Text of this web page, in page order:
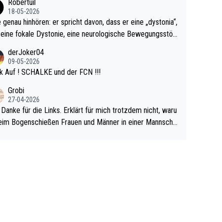
Robertuil
18-05-2026
genau hinhören: er spricht davon, dass er eine „dystonia“,
fokale Dystonie, eine neurologische Bewegungsstör
im Arm hat. Und, dass Medikamente ihm helfen! Ich gl
immer noch, dass sehr viele der Dartits-Fälle fälschlich p
könnten teils wirksam behandelt werden! Dafür müsst
nur zum Neurologen und nicht zum Mentaltrainer gehe
derJoker04
09-05-2026
Auf ! SCHALKE und der FCN !!!
Grobi
27-04-2026
Danke für die Links. Erklärt für mich trotzdem nicht, waru
Bogenschießen Frauen und Männer in einer Mannscha